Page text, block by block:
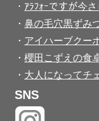
・ ｱﾗﾌｫｰですが今
・ 鼻の毛穴黒ずみ
・ アイハーブクー
・ 櫻田こずえの食
・ 大人になってチ
SNS